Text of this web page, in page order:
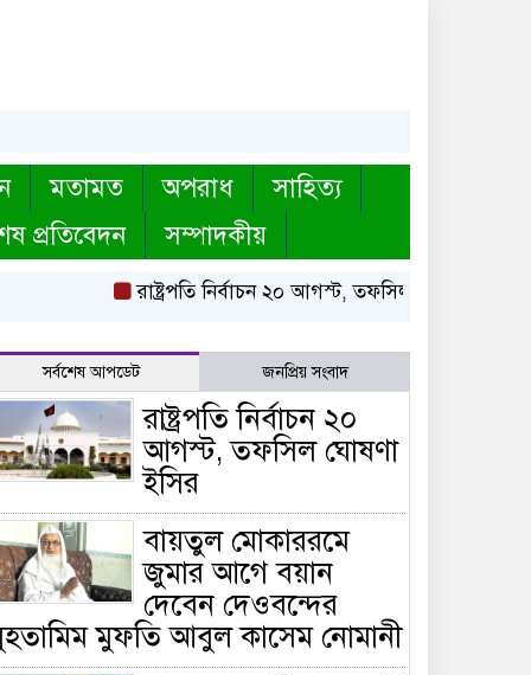
মতামত অপরাধ
সাহিত্য
প্রতিবেদন সম্পাদকীয়
রাষ্ট্রপতি নির্বাচন ২০ আগস্ট, তফসিল ঘোষণা ইসির
সর্বশেষ আপডেট জনপ্রিয় সংবাদ
রাষ্ট্রপতি নির্বাচন ২০
আগস্ট, তফসিল ঘোষণা
ইসির
বায়তুল মোকাররমে
জুমার আগে বয়ান
দেবেন দেওবন্দের
মুফতি আবুল কাসেম নোমানী